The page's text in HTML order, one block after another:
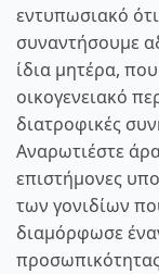
εντυπωσιακό
συναντήσουμε
ίδια μητέρα,
οικογενειακό
διατροφικές
Αναρωτιέστε
επιστήμονες
των γονιδίων
διαμόρφωσε